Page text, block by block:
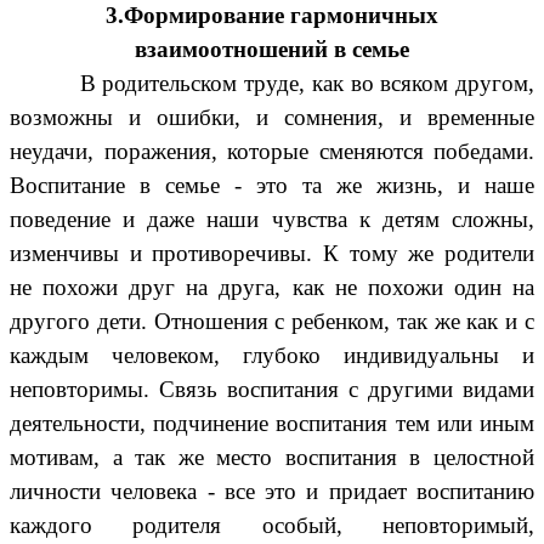
3.Формирование гармоничных
взаимоотношений в семье
В родительском труде, как во всяком другом,
возможны и ошибки, и сомнения, и временные
неудачи, поражения, которые сменяются победами.
Воспитание в семье - это та же жизнь, и наше
поведение и даже наши чувства к детям сложны,
изменчивы и противоречивы. К тому же родители
не похожи друг на друга, как не похожи один на
другого дети. Отношения с ребенком, так же как и с
каждым человеком, глубоко индивидуальны и
неповторимы. Связь воспитания с другими видами
деятельности, подчинение воспитания тем или иным
мотивам, а так же место воспитания в целостной
личности человека - все это и придает воспитанию
каждого родителя особый, неповторимый,